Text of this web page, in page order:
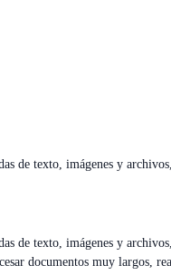
de texto, imágenes y
de texto, imágenes y
documentos muy largos,